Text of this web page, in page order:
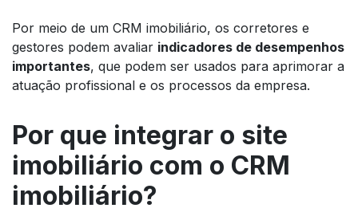
Por meio de um CRM imobiliário, os corretores e
gestores podem avaliar indicadores de desempenhos
importantes, que podem ser usados para aprimorar a
atuação profissional e os processos da empresa.
Por que integrar o site
imobiliário com o CRM
imobiliário?